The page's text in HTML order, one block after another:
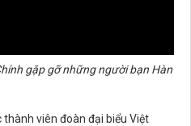
gặp gỡ những người bạn Hàn
viên đoàn đại biểu Việt